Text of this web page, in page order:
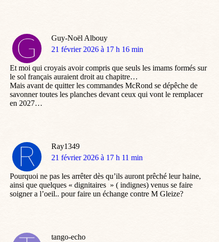
Guy-Noël Albouy
dit
21 février 2026 à 17 h 16 min
Et moi qui croyais avoir compris que seuls les imams formés sur
le sol français auraient droit au chapitre…
Mais avant de quitter les commandes McRond se dépêche de
savonner toutes les planches devant ceux qui vont le remplacer
en 2027…
Ray1349
dit
21 février 2026 à 17 h 11 min
Pourquoi ne pas les arrêter dès qu’ils auront prêché leur haine,
ainsi que quelques « dignitaires » ( indignes) venus se faire
soigner a l’oeil.. pour faire un échange contre M Gleize?
tango-echo